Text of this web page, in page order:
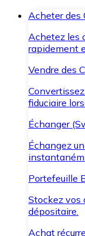
Acheter des
Achetez les
rapidement
Vendre des
fiduciaire
Échanger
Échangez
Portefeuille
Stockez vos
dépositaire.
Achat